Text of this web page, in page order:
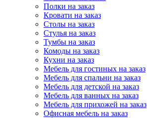
Полки на заказ
Кровати на заказ
Столы на заказ
Стулья на заказ
Тумбы на заказ
Комоды на заказ
Кухни на заказ
Мебель для гостиных на заказ
Мебель для спальни на заказ
Мебель для детской на заказ
Мебель для ванных на заказ
Мебель для прихожей на заказ
Офисная мебель на заказ